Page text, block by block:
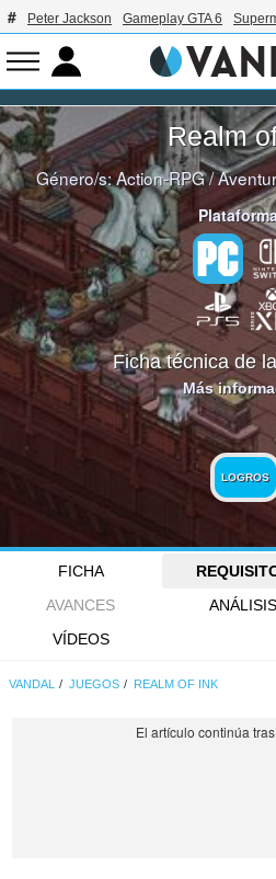
Peter Jackson Gameplay GTA 6
Realm
Género/s:Action-RPG/
Ficha técnica de
Más
LOGROS
FICHA
AVANCES
ANÁLISIS
VÍDEOS
VANDAL JUEGOS REALM OF INK